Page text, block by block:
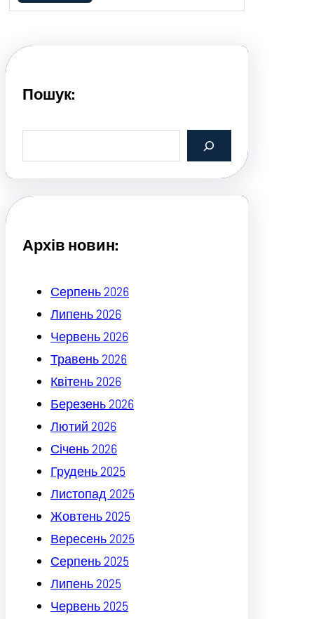
Пошук:
a
c
Архів новин:
Серпень 2026
Липень 2026
Червень 2026
Травень 2026
Квітень 2026
Березень 2026
Лютий 2026
Січень 2026
Грудень 2025
Листопад 2025
Жовтень 2025
Вересень 2025
Серпень 2025
Липень 2025
Червень 2025